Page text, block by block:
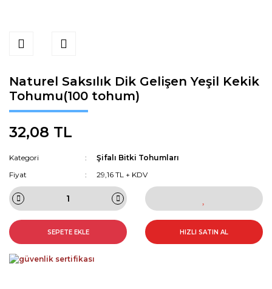
Naturel Saksılık Dik Gelişen Yeşil Kekik
Tohumu(100 tohum)
32,08 TL
Kategori
Şifalı Bitki Tohumları
Fiyat
29,16 TL + KDV
SEPETE EKLE HIZLI SATIN AL